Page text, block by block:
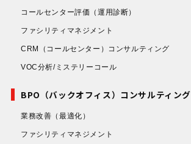
コールセンター評価 （運用診断）
ファシリティマネジメント
CRM（コールセンター）コンサルティング
VOC分析/ミステリーコール
BPO（バックオフィス）コンサルティング
業務改善 （最適化）
ファシリティマネジメント